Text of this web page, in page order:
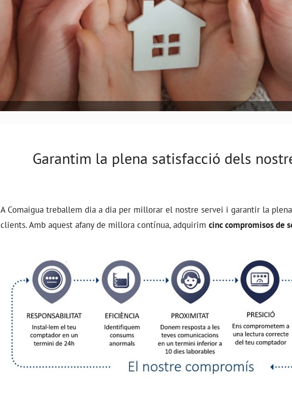
Garantim la plena satisfacció dels
A Comaigua treballem dia a dia per millorar el nostre servei i garantir la
clients. Amb aquest afany de millora contínua, adquirim cinc compromisos de